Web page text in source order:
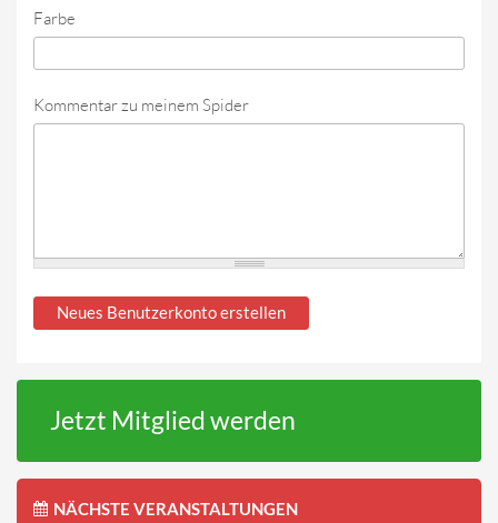
Farbe
Kommentar zu meinem Spider
Jetzt Mitglied werden
NÄCHSTE VERANSTALTUNGEN